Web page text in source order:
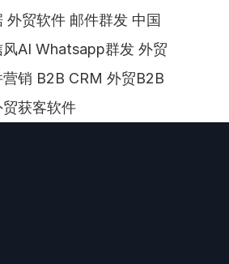
外贸软件 邮件群发 中国
AI Whatsapp群发 外贸
销 B2B CRM 外贸B2B
获客软件